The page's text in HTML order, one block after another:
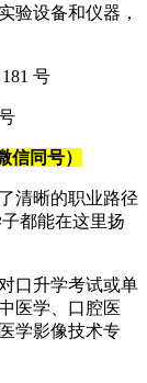
验设备和仪器，
号
信同号）
清晰的职业路径
都能在这里扬
口升学考试或单
医学、口腔医
学影像技术专